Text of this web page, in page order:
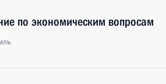
по экономическим вопросам